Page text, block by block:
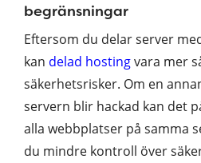
begränsningar
Eftersom du delar server
kan delad hostingvara mer
säkerhetsrisker. Om en
servern blir hackad kan det
alla webbplatser på samma
du mindre kontroll över